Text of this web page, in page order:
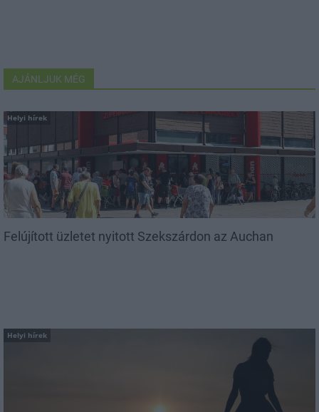
AJÁNLJUK MÉG
Helyi hírek
Felújított üzletet nyitott Szekszárdon az Auchan
Helyi hírek